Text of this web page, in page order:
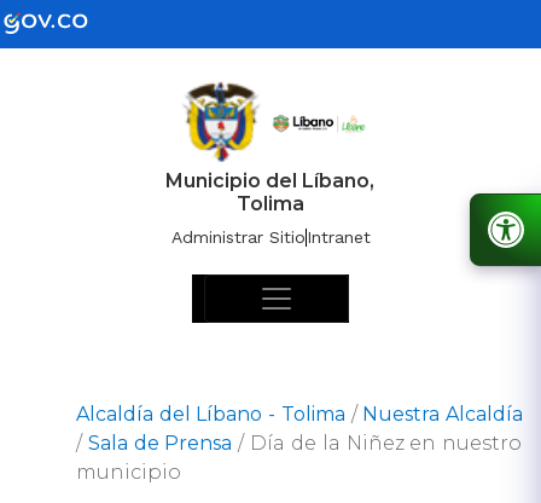
Municipio del Líbano,
Tolima
Administrar SitioIntranet
Alcaldía del Líbano - Tolima / Nuestra Alcaldía
/ Sala de Prensa / Día de la Niñez en nuestro
municipio